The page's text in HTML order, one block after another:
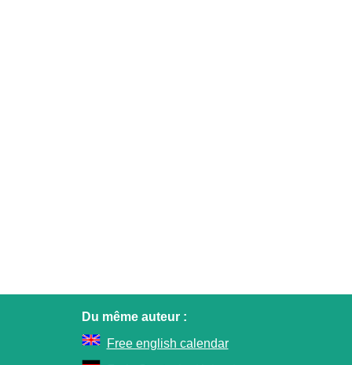
Du même auteur :
Free english calendar